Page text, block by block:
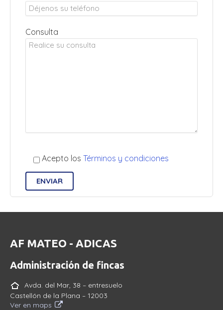
Consulta
Acepto los Términos y condiciones
AF MATEO - ADICAS
Administración de fincas
Avda. del Mar, 38 – entresuelo
Castellón de la Plana – 12003
Ver en maps